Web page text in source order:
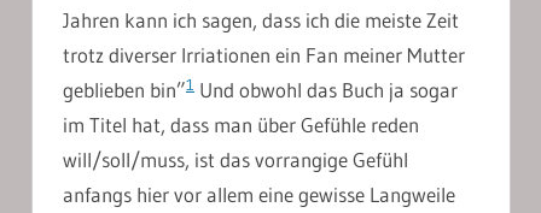
Jahren kann ich sagen, dass ich die meiste Zeit
trotz diverser Irriationen ein Fan meiner Mutter
geblieben bin”1 Und obwohl das Buch ja sogar
im Titel hat, dass man über Gefühle reden
will/soll/muss, ist das vorrangige Gefühl
anfangs hier vor allem eine gewisse Langweile